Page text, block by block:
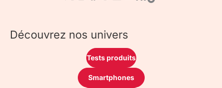
Découvrez nos univers
Tests produits
Smartphones